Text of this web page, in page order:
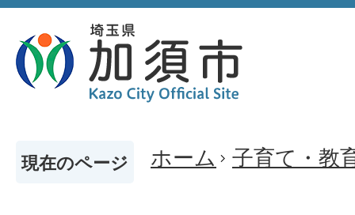
現在のページ ホーム 子育て・教